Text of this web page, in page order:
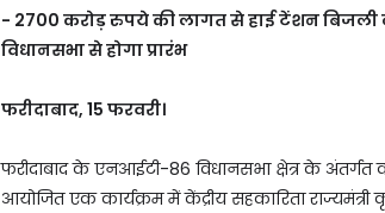
- 2700 करोड़ रुपये की लागत से हाई टेंशन
विधानसभा से होगा प्रारंभ
फरीदाबाद, 15 फरवरी।
फरीदाबाद के एनआईटी-86 विधानसभा क्षेत्र के अंतर्गत
आयोजित एक कार्यक्रम में केंद्रीय सहकारिता